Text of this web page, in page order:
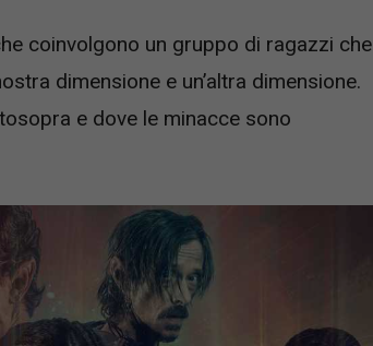
coinvolgono un gruppo di ragazzi che
dimensione e un’altra dimensione.
e dove le minacce sono